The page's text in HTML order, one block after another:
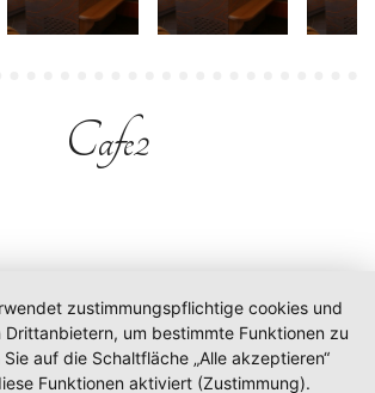
Cafe2
zustimmungspflichtige cookies und
Drittanbietern, um bestimmte Funktionen zu
auf die Schaltfläche „Alle akzeptieren“
Funktionen aktiviert (Zustimmung).